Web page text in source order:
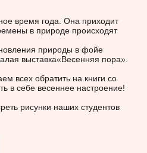
время года. Она приходит
в природе происходят
природы в фойе
выставка«Весенняя пора».
всех обратить на книги со
в себе весеннее настроение!
рисунки наших студентов